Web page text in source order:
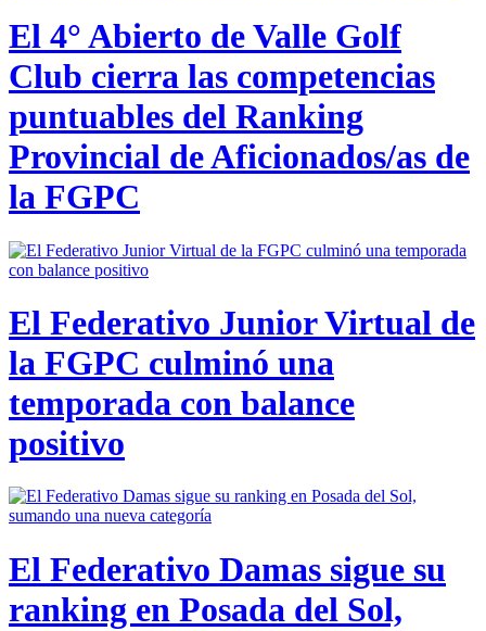
El 4° Abierto de Valle Golf
Club cierra las competencias
puntuables del Ranking
Provincial de Aficionados/as de
la FGPC
El Federativo Junior Virtual de
la FGPC culminó una
temporada con balance
positivo
El Federativo Damas sigue su
ranking en Posada del Sol,